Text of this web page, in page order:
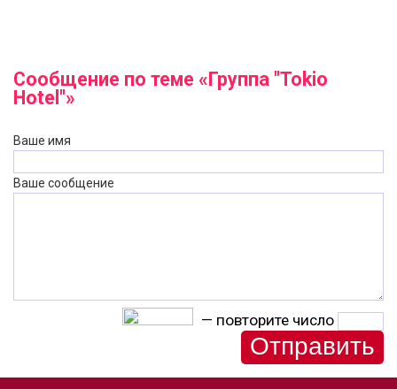
Сообщение по теме «Группа "Tokio
Hotel"»
Ваше имя
Ваше сообщение
— повторите число